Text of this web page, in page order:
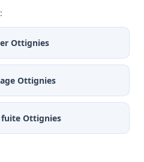
Ottignies
Ottignies
Ottignies